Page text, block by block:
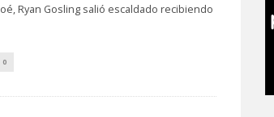
Ryan Gosling salió escaldado recibiendo
0